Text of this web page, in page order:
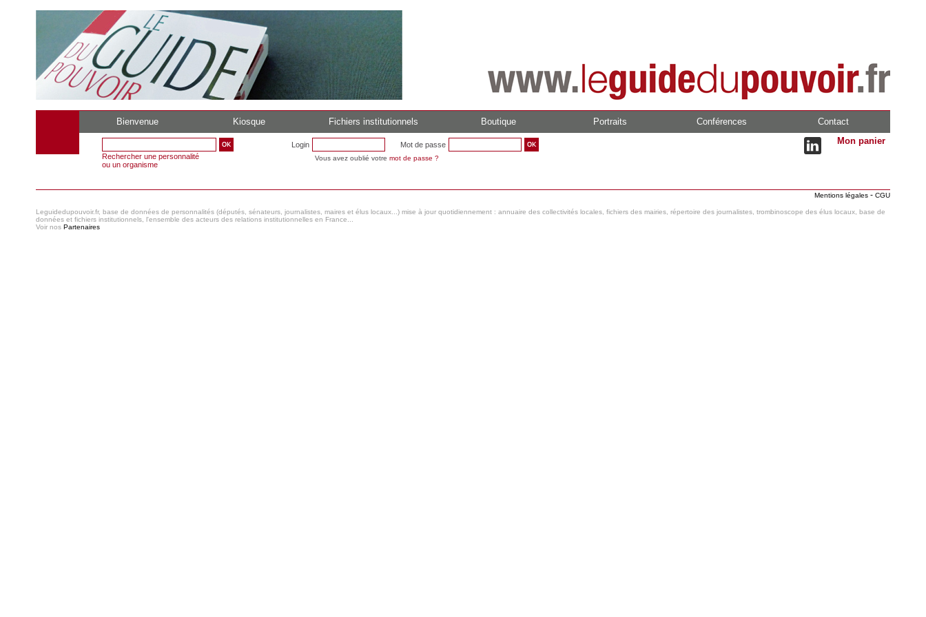
Bienvenue Kiosque Fichiers institutionnels Boutique Portraits Conférences Contact
Rechercher une personnalité
ou un organisme
Login Mot de passe
Vous avez oublié votre mot de passe ?
Mon panier
Mentions légales - CGU
Leguidedupouvoir.fr, base de données de personnalités (députés, sénateurs, journalistes, maires et élus locaux...) mise à jour quotidiennement : annuaire des collectivités locales, fichiers des mairies, répertoire des journalistes, trombinoscope des élus locaux, base de
données et fichiers institutionnels, l'ensemble des acteurs des relations institutionnelles en France...
Voir nos Partenaires